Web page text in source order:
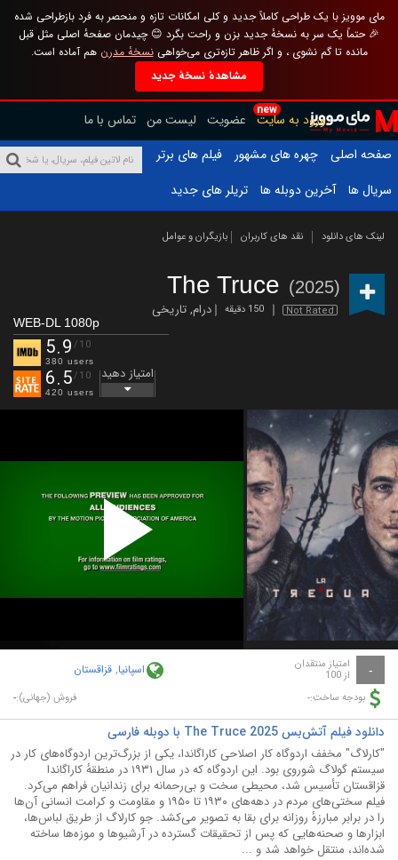
مای موویز با یک طراحی کاملاً جدید و کلی امکانات تازه و منحصر به فرد بازطراحی شده
🎉 حتماً یک سر به نسخهٔ جدید بزن و راحت بگرد 😊 چیدمان صفحهٔ اصلی مثل قبل
مانده تا گم نشوی ، و اگر ظاهر تازه‌تری می‌خواهینسخهٔ مدرن هم آماده است.
مشاهدهٔ نسخهٔ جدید
new
ورود به سایت عضویت لیست من تماس با ما
صفحه اصلی
چهره های مشهور
فیلم های برتر
سریال ها
آخرین دوبله ها تریلر های جدید
لینک های دانلود نقد های کاربران بازیگران و عوامل
The Truce (2025)
Not Rated 150 دقیقه درام,تاریخی
WEB-DL 1080p
5.9 /10
380 users
6.5/10
420 users
امتیاز دهید
Play
Video
- امتیاز منتقدان
از 100 اسپانیا, قزاقستان
بودجه ساخت:- فروش (جهانی):-
دانلود فیلم آتش‌بس The Truce 2025 با دوبله فارسی
"کارلاگ" مخفف اردوگاه کار اصلاحی کاراگاندا، یکی از بزرگ‌ترین اردوگاه‌های کار در
سیستم گولاگ شوروی بود. این اردوگاه که در سال ۱۹۳۱ در منطقهٔ کاراگاندا
قزاقستان تأسیس شد، محیطی سخت و بی‌رحمانه برای زندانیان فراهم می‌کرد.
فیلم سختی‌های مردم در دهه‌های ۱۹۳۰ تا ۱۹۵۰ و مقاومت و کرامت انسانی آن‌ها
را در برابر مبارزهٔ روزانه برای بقا به تصویر می‌کشد. جو کارلاگ از طریق لباس‌ها،
ابزارها و صحنه‌هایی که پس از تحقیقات گسترده در آرشیوها و موزه‌ها ساخته
شده‌اند، منتقل خواهد شد و ...